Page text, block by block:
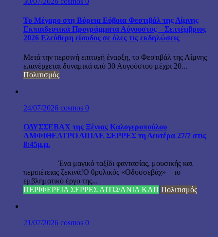
Το Μέγαρο στη Βόρεια Εύβοια Φεστιβάλ της Λίμνης
Εκπαιδευτικά Προγράμματα Αύγουστος – Σεπτέμβριος
2026 Ελεύθερη είσοδος σε όλες τις εκδηλώσεις
Μετά την περσινή επιτυχή έναρξη, το Φεστιβάλ της Λίμνης
επανέρχεται δυναμικά από 30 Αυγούστου μέχρι 20...
Πολιτισμός
24/07/2026 cosmos 0
ΟΔΥΣΣΕΒΑΧ της Ξένιας Καλογεροπούλου
ΑΜΦΙΘΕΑΤΡΟ ΔΙΠΑΕ ΣΕΡΡΕΣ τη Δευτέρα 27/7 στις
8:45μ.μ.
Ένα μαγικό ταξίδι φαντασίας, μουσικής και
περιπέτειας ξεκινά!Ο θρυλικός «Οδυσσεβάχ» – το
εμβληματικό έργο της...
ΠΕΡΙΦΕΡΕΙΑ ΣΕΡΡΕΣ ΑΙΤΩ/ΛΝΙΑ ΚΛΠ Πολιτισμός
21/07/2026 cosmos 0